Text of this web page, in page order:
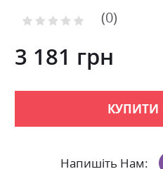
the
of
the
gallery
Рейтинг: 0
3 181 грн
КУПИТИ
Напишіть Нам: